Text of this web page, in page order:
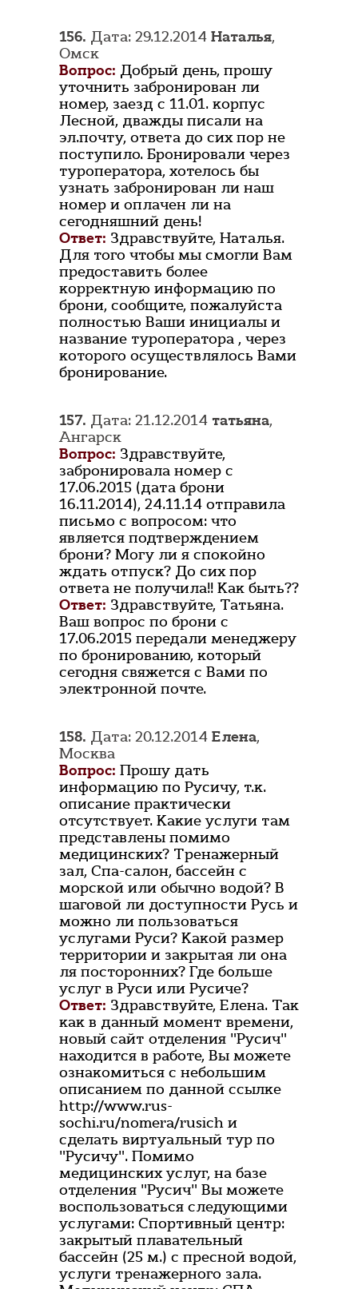
156. Дата: 29.12.2014 Наталья,
Омск
Вопрос: Добрый день, прошу
уточнить забронирован ли
номер, заезд с 11.01. корпус
Лесной, дважды писали на
эл.почту, ответа до сих пор не
поступило. Бронировали через
туроператора, хотелось бы
узнать забронирован ли наш
номер и оплачен ли на
сегодняшний день!
Ответ: Здравствуйте, Наталья.
Для того чтобы мы смогли Вам
предоставить более
корректную информацию по
брони, сообщите, пожалуйста
полностью Ваши инициалы и
название туроператора , через
которого осуществлялось Вами
бронирование.
157. Дата: 21.12.2014 татьяна,
Ангарск
Вопрос: Здравствуйте,
забронировала номер с
17.06.2015 (дата брони
16.11.2014), 24.11.14 отправила
письмо с вопросом: что
является подтверждением
брони? Могу ли я спокойно
ждать отпуск? До сих пор
ответа не получила!! Как быть??
Ответ: Здравствуйте, Татьяна.
Ваш вопрос по брони с
17.06.2015 передали менеджеру
по бронированию, который
сегодня свяжется с Вами по
электронной почте.
158. Дата: 20.12.2014 Елена,
Москва
Вопрос: Прошу дать
информацию по Русичу, т.к.
описание практически
отсутствует. Какие услуги там
представлены помимо
медицинских? Тренажерный
зал, Спа-салон, бассейн с
морской или обычно водой? В
шаговой ли доступности Русь и
можно ли пользоваться
услугами Руси? Какой размер
территории и закрытая ли она
ля посторонних? Где больше
услуг в Руси или Русиче?
Ответ: Здравствуйте, Елена. Так
как в данный момент времени,
новый сайт отделения "Русич"
находится в работе, Вы можете
ознакомиться с небольшим
описанием по данной ссылке
http://www.rus-
sochi.ru/nomera/rusich и
сделать виртуальный тур по
"Русичу". Помимо
медицинских услуг, на базе
отделения "Русич" Вы можете
воспользоваться следующими
услугами: Спортивный центр:
закрытый плавательный
бассейн (25 м.) с пресной водой,
услуги тренажерного зала.